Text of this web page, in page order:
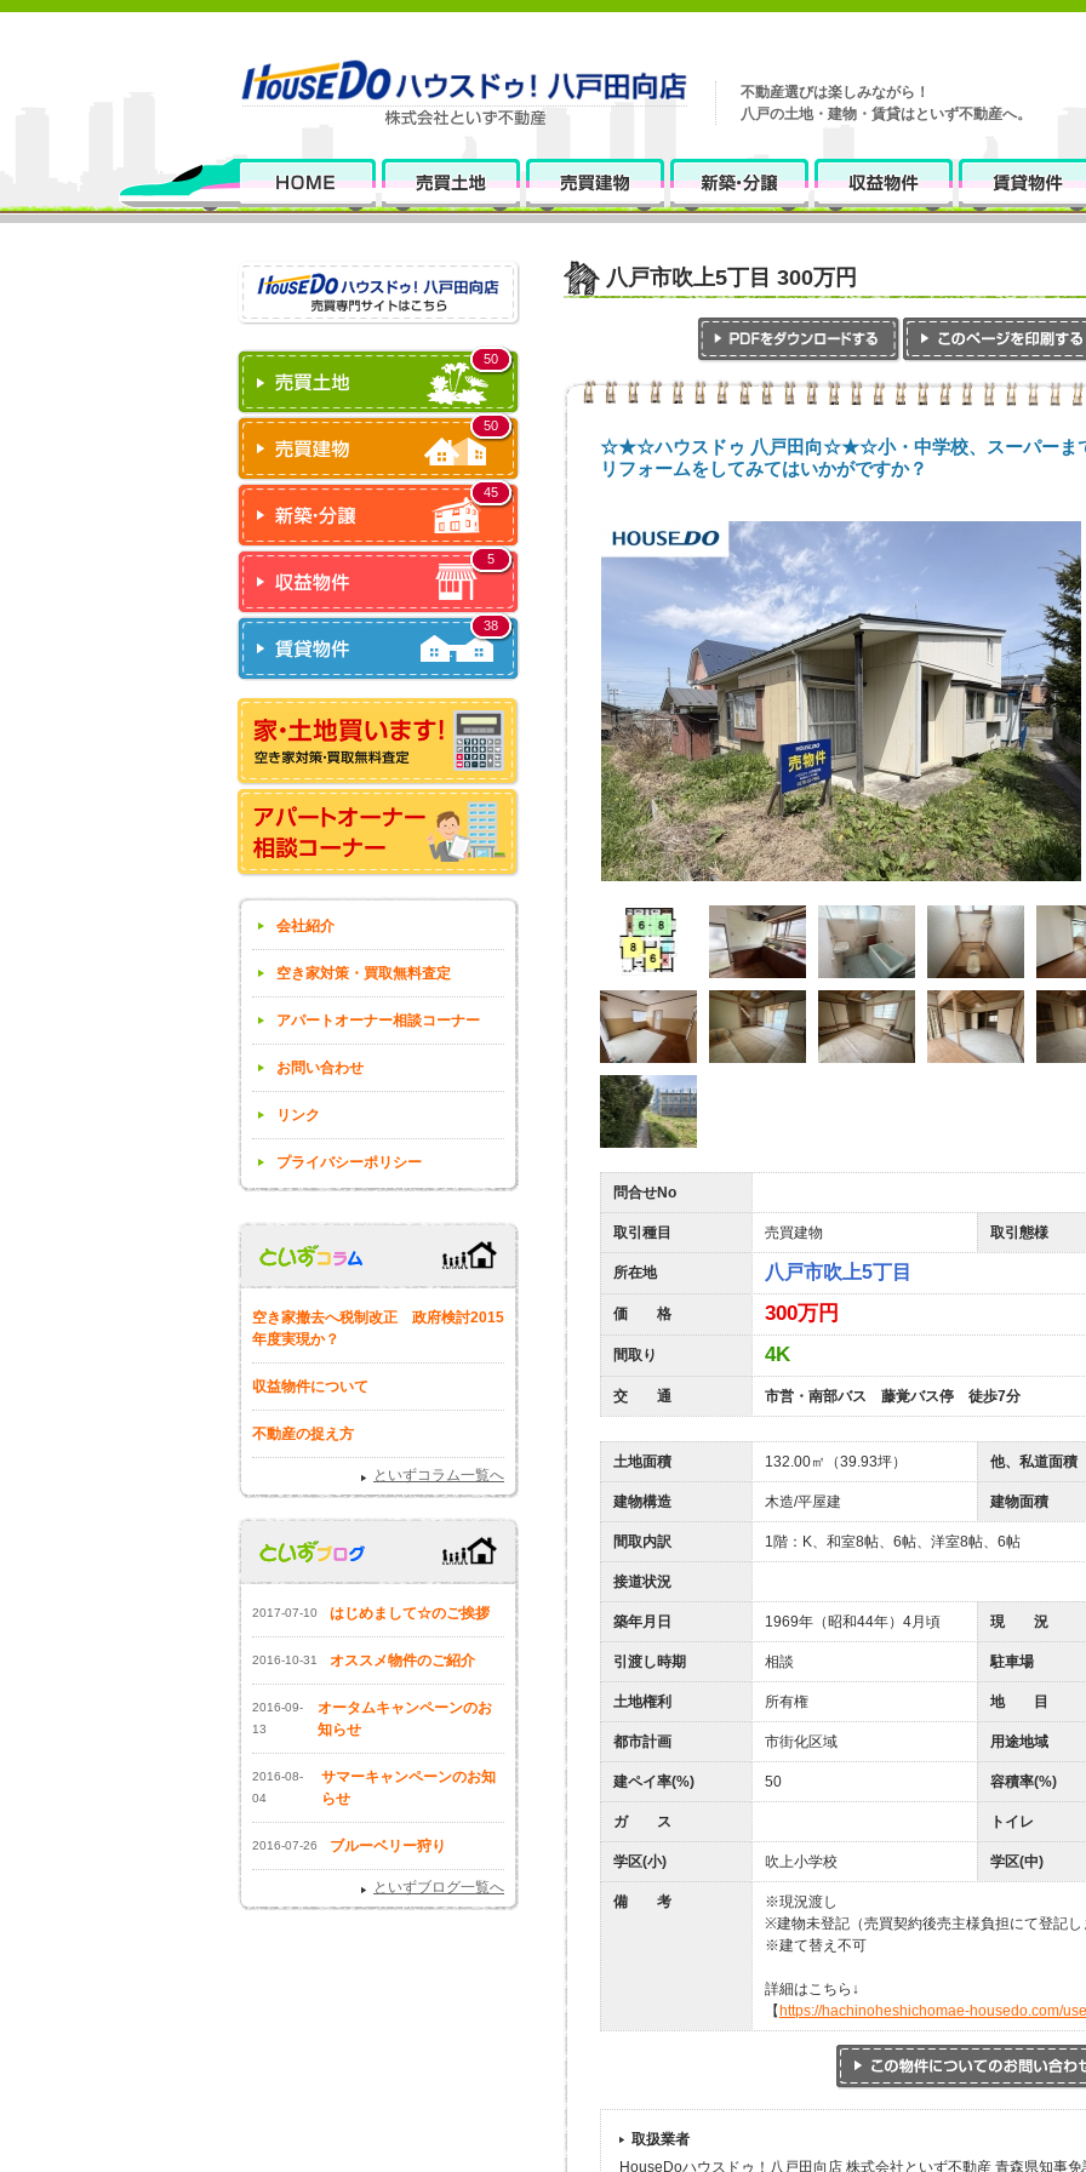
不動産選びは楽しみながら！
八戸の土地・建物・賃貸はといず不動産へ。
50
50
45
5
38
会社紹介
空き家対策・買取無料査定
アパートオーナー相談コーナー
お問い合わせ
リンク
プライバシーポリシー
空き家撤去へ税制改正 政府検討2015
年度実現か？
収益物件について
不動産の捉え方
といずコラム一覧へ
2017-07-10 はじめまして☆のご挨拶
2016-10-31 オススメ物件のご紹介
2016-09-
13
オータムキャンペーンのお
知らせ
2016-08-
04
サマーキャンペーンのお知
らせ
2016-07-26 ブルーベリー狩り
といずブログ一覧へ
八戸市吹上5丁目 300万円
☆★☆ハウスドゥ 八戸田向☆★☆小・中学校、スーパーま
リフォームをしてみてはいかがですか？
問合せNo
取引種目 売買建物 取引態様
所在地 八戸市吹上5丁目
価 格 300万円
間取り 4K
交 通 市営・南部バス 藤覚バス停 徒歩7分
土地面積 132.00㎡（39.93坪） 他、私道面積
建物構造 木造/平屋建 建物面積
間取内訳 1階：K、和室8帖、6帖、洋室8帖、6帖
接道状況
築年月日 1969年（昭和44年）4月頃 現 況
引渡し時期 相談 駐車場
土地権利 所有権 地 目
都市計画 市街化区域 用途地域
建ペイ率(%) 50 容積率(%)
ガ ス トイレ
学区(小) 吹上小学校 学区(中)
備 考
※現況渡し
※建物未登記（売買契約後売主様負担にて登記し
※建て替え不可
詳細はこちら↓
【 https://hachinoheshichomae-housedo.com/
取扱業者
HouseDoハウスドゥ！八戸田向店 株式会社といず不動産 青森県知事